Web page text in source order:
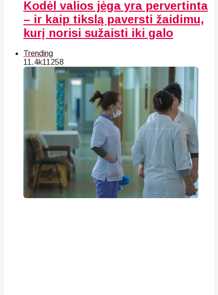
Kodėl valios jėga yra pervertinta
– ir kaip tikslą paversti žaidimu,
kurį norisi sužaisti iki galo
Trending
11.4k11258